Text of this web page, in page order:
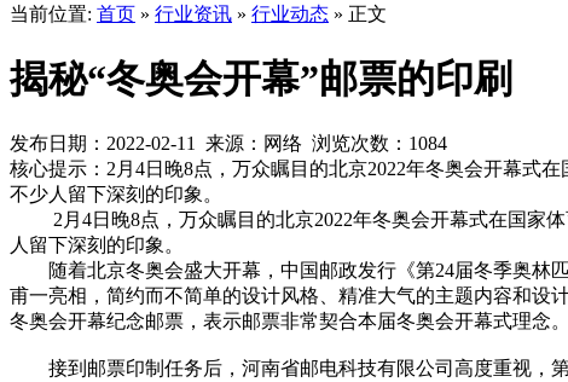
当前位置: 首页 » 行业资讯 » 行业动态 » 正文
揭秘“冬奥会开幕”邮票的印刷
发布日期：2022-02-11 来源：网络 浏览次数： 1084
核心提示：2月4日晚8点，万众瞩目的北京2022年冬奥会开幕式
不少人留下深刻的印象。
2月4日晚8点，万众瞩目的北京2022年冬奥会开幕式在国家体
人留下深刻的印象。
随着北京冬奥会盛大开幕，中国邮政发行《第24届冬季奥林匹
甫一亮相，简约而不简单的设计风格、精准大气的主题内容和设
冬奥会开幕纪念邮票，表示邮票非常契合本届冬奥会开幕式理念。
接到邮票印制任务后，河南省邮电科技有限公司高度重视，第